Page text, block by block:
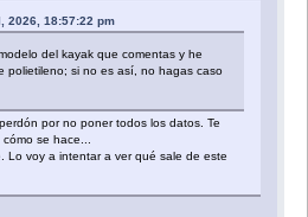
2026, 18:57:22 pm
del kayak que comentas y he
polietileno; si no es así, no hagas caso
por no poner todos los datos. Te
se hace...
Lo voy a intentar a ver qué sale de este